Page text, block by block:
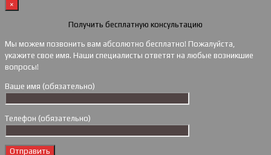
×
Получить бесплатную консультацию
Мы можем позвонить вам абсолютно бесплатно! Пожалуйста,
укажите свое имя. Наши специалисты ответят на любые возникшие
вопросы!
Ваше имя (обязательно)
Телефон (обязательно)